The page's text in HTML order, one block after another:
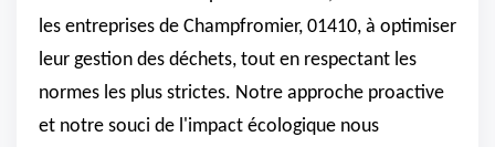
les entreprises de Champfromier, 01410, à optimiser
leur gestion des déchets, tout en respectant les
normes les plus strictes. Notre approche proactive
et notre souci de l'impact écologique nous